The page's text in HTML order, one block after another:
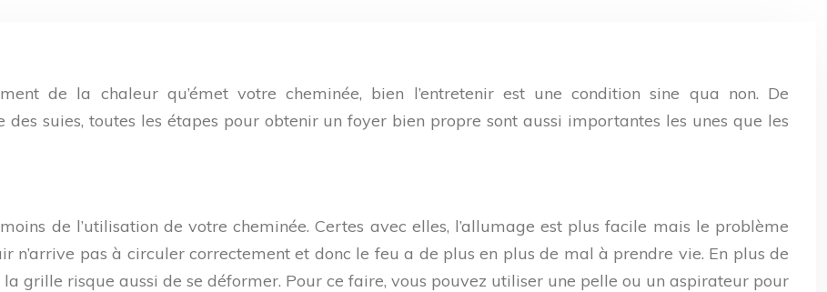
de la chaleur qu’émet votre cheminée, bien l’entretenir est une condition sine qua non. De
des suies, toutes les étapes pour obtenir un foyer bien propre sont aussi importantes les unes que les
de l’utilisation de votre cheminée. Certes avec elles, l’allumage est plus facile mais le problème
n’arrive pas à circuler correctement et donc le feu a de plus en plus de mal à prendre vie. En plus de
la grille risque aussi de se déformer. Pour ce faire, vous pouvez utiliser une pelle ou un aspirateur pour